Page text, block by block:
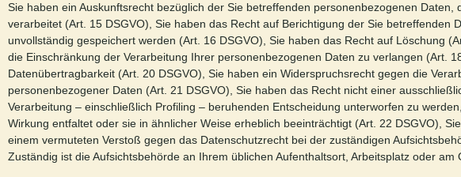
Sie haben ein Auskunftsrecht bezüglich der Sie betreffenden personenbezogenen Daten,
verarbeitet (Art. 15 DSGVO), Sie haben das Recht auf Berichtigung der Sie betreffenden
unvollständig gespeichert werden (Art. 16 DSGVO), Sie haben das Recht auf Löschung
die Einschränkung der Verarbeitung Ihrer personenbezogenen Daten zu verlangen (Art.
Datenübertragbarkeit (Art. 20 DSGVO), Sie haben ein Widerspruchsrecht gegen die
personenbezogener Daten (Art. 21 DSGVO), Sie haben das Recht nicht einer
Verarbeitung – einschließlich Profiling – beruhenden Entscheidung unterworfen zu
Wirkung entfaltet oder sie in ähnlicher Weise erheblich beeinträchtigt (Art. 22 DSGVO),
einem vermuteten Verstoß gegen das Datenschutzrecht bei der zuständigen
Zuständig ist die Aufsichtsbehörde an Ihrem üblichen Aufenthaltsort, Arbeitsplatz oder am